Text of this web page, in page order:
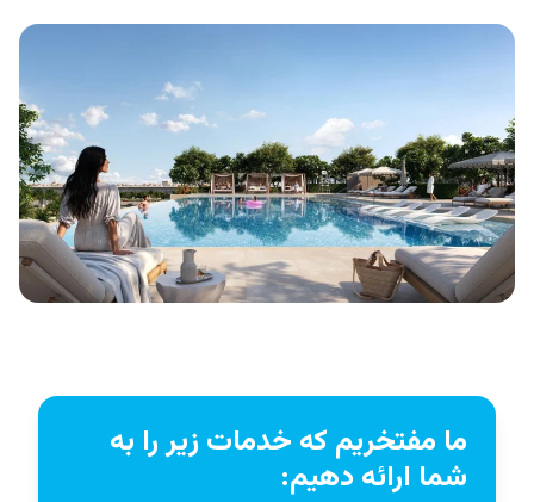
ما مفتخریم که خدمات زیر را به
شما ارائه دهیم: